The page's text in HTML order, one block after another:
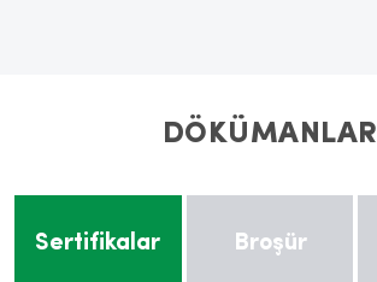
DÖKÜMANLAR
Sertifikalar Broşür